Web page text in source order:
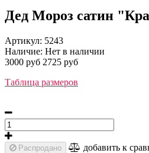
Дед Мороз сатин
Артикул: 5243
Наличие: Нет в наличии
3000 руб 2725 руб
Таблица размеров
Распродано добавить к